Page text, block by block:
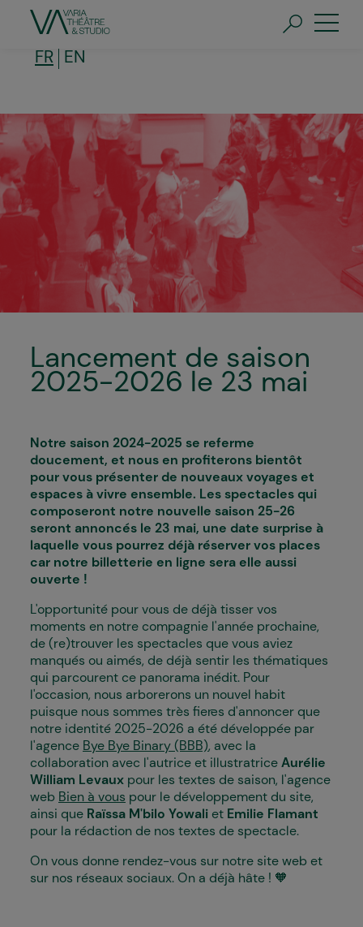
contenu
FR EN
Lancement de saison
2025-2026 le 23 mai
Notre saison 2024-2025 se referme
doucement, et nous en profiterons bientôt
pour vous présenter de nouveaux voyages et
espaces à vivre ensemble. Les spectacles qui
composeront notre nouvelle saison 25-26
seront annoncés le 23 mai, une date surprise à
laquelle vous pourrez déjà réserver vos places
car notre billetterie en ligne sera elle aussi
ouverte !
L'opportunité pour vous de déjà tisser vos
moments en notre compagnie l'année prochaine,
de (re)trouver les spectacles que vous aviez
manqués ou aimés, de déjà sentir les thématiques
qui parcourent ce panorama inédit. Pour
l'occasion, nous arborerons un nouvel habit
puisque nous sommes très fier·es d'annoncer que
notre identité 2025-2026 a été développée par
l'agence Bye Bye Binary (BBB), avec la
collaboration avec l'autrice et illustratriceAurélie
William Levaux pour les textes de saison, l'agence
web Bien à vous pour le développement du site,
ainsi que Raïssa M'bilo Yowali et Emilie Flamant
pour la rédaction de nos textes de spectacle.
On vous donne rendez-vous sur notre site web et
sur nos réseaux sociaux. On a déjà hâte ! 🧡